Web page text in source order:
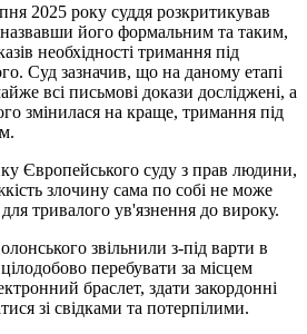
2025 року суддя розкритикував
його формальним та таким,
необхідності тримання під
Суд зазначив, що на даному етапі
всі письмові докази досліджені, а
змінилася на краще, тримання під
Європейського суду з прав людини,
злочину сама по собі не може
тривалого ув'язнення до вироку.
звільнили з-під варти в
цілодобово перебувати за місцем
браслет, здати закордонні
зі свідками та потерпілими.